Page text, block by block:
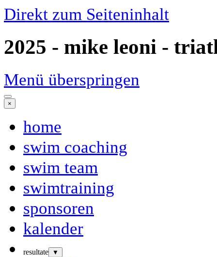
Direkt zum Seiteninhalt
2025 - mike leoni -
Menü überspringen
×
home
swim coaching
swim team
swimtraining
sponsoren
kalender
resultate ▼